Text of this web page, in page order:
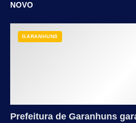
NOVO
GARANHUNS
Prefeitura de Garanhuns